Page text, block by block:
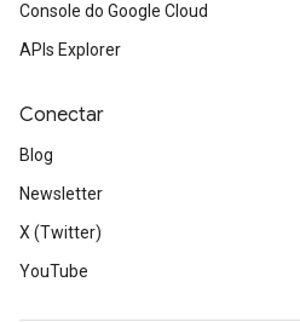
Console do Google Cloud
APIs Explorer
Conectar
Blog
Newsletter
X (Twitter)
YouTube